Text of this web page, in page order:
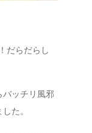
だらだらし
バッチリ風邪
た。